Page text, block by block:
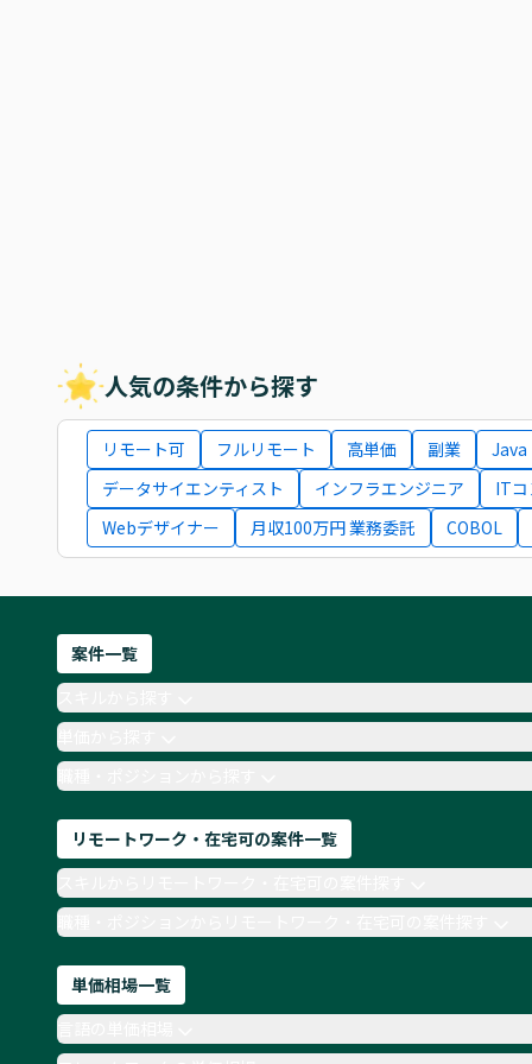
人気の条件から探す
リモート可 フルリモート 高単価 副業
Java
データサイエンティスト
インフラエンジニア
IT
Webデザイナー
月収100万円 業務委託 COBOL
案件一覧
単価から探す
職種・ポジションから探す
リモートワーク・在宅可の案件一覧
職種・ポジションからリモートワーク・在宅可の案件探す
単価相場一覧